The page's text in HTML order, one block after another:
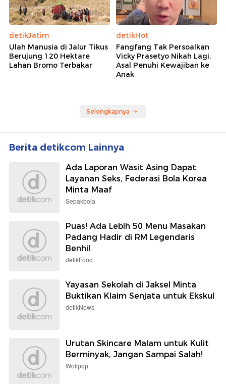
detikJatim
Ulah Manusia di Jalur Tikus
Berujung 120 Hektare
Lahan Bromo Terbakar
detikHot
Fangfang Tak Persoalkan
Vicky Prasetyo Nikah Lagi,
Asal Penuhi Kewajiban ke
Anak
Selengkapnya
Berita detikcom Lainnya
Ada Laporan Wasit Asing Dapat
Layanan Seks, Federasi Bola Korea
Minta Maaf
Sepakbola
Puas! Ada Lebih 50 Menu Masakan
Padang Hadir di RM Legendaris
Benhil
detikFood
Yayasan Sekolah di Jaksel Minta
Buktikan Klaim Senjata untuk Ekskul
detikNews
Urutan Skincare Malam untuk Kulit
Berminyak, Jangan Sampai Salah!
Wolipop